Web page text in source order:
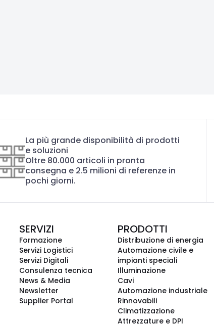
La più grande disponibilità di prodotti
e soluzioni
Oltre 80.000 articoli in pronta
consegna e 2.5 milioni di referenze in
pochi giorni.
SERVIZI
Formazione
Servizi Logistici
Servizi Digitali
Consulenza tecnica
News & Media
Newsletter
Supplier Portal
PRODOTTI
Distribuzione di energia
Automazione civile e
impianti speciali
Illuminazione
Cavi
Automazione industriale
Rinnovabili
Climatizzazione
Attrezzature e DPI